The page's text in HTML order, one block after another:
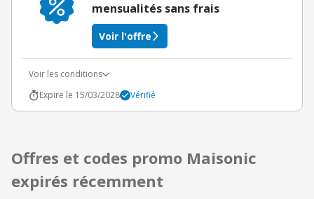
mensualités sans frais
Voir l'offre
Voir les conditions
Expire le 15/03/2028
Vérifié
Offres et codes promo Maisonic
expirés récemment